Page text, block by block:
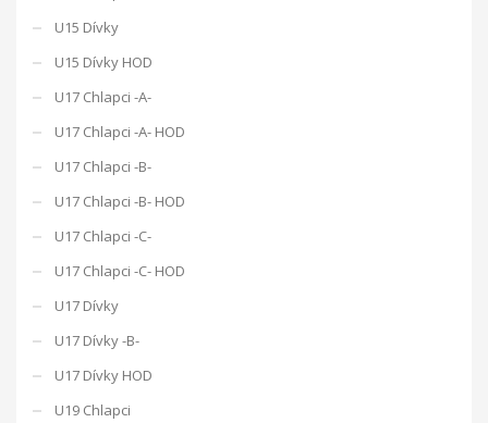
U15 Dívky
U15 Dívky HOD
U17 Chlapci -A-
U17 Chlapci -A- HOD
U17 Chlapci -B-
U17 Chlapci -B- HOD
U17 Chlapci -C-
U17 Chlapci -C- HOD
U17 Dívky
U17 Dívky -B-
U17 Dívky HOD
U19 Chlapci